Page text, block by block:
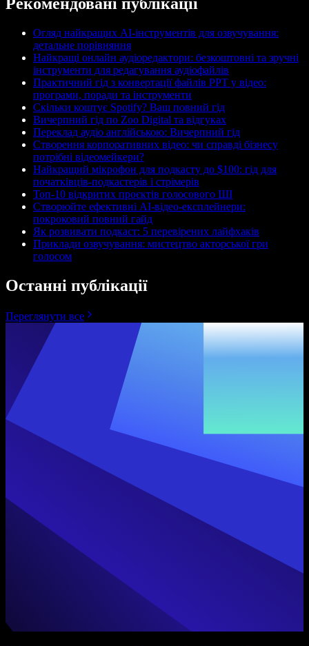
Рекомендовані публікації
Огляд найкращих AI-інструментів для озвучування:
детальне порівняння
Найкращі онлайн аудіоредактори: безкоштовні та зручні
інструменти для редагування аудіофайлів
Практичний гід з конвертації файлів PPT у відео:
програми, поради та інструменти
Скільки коштує Spotify? Ваш повний гід
Вичерпний гід по Zoo Digital та відгуках
Переклад аудіо англійською: Вичерпний гід
Створення корпоративних відео: чи справді бізнесу
потрібні відеомейкери?
Найкращий мікрофон для подкасту до $100: гід для
початківців-подкастерів і стрімерів
Топ-10 відкритих проєктів голосового ШІ
Створюйте ефективні AI-відео-експлейнери:
покроковий повний гайд
Як розвивати подкаст: 5 перевірених лайфхаків
Приклади озвучування: мистецтво акторської гри
голосом
Останні публікації
Переглянути все